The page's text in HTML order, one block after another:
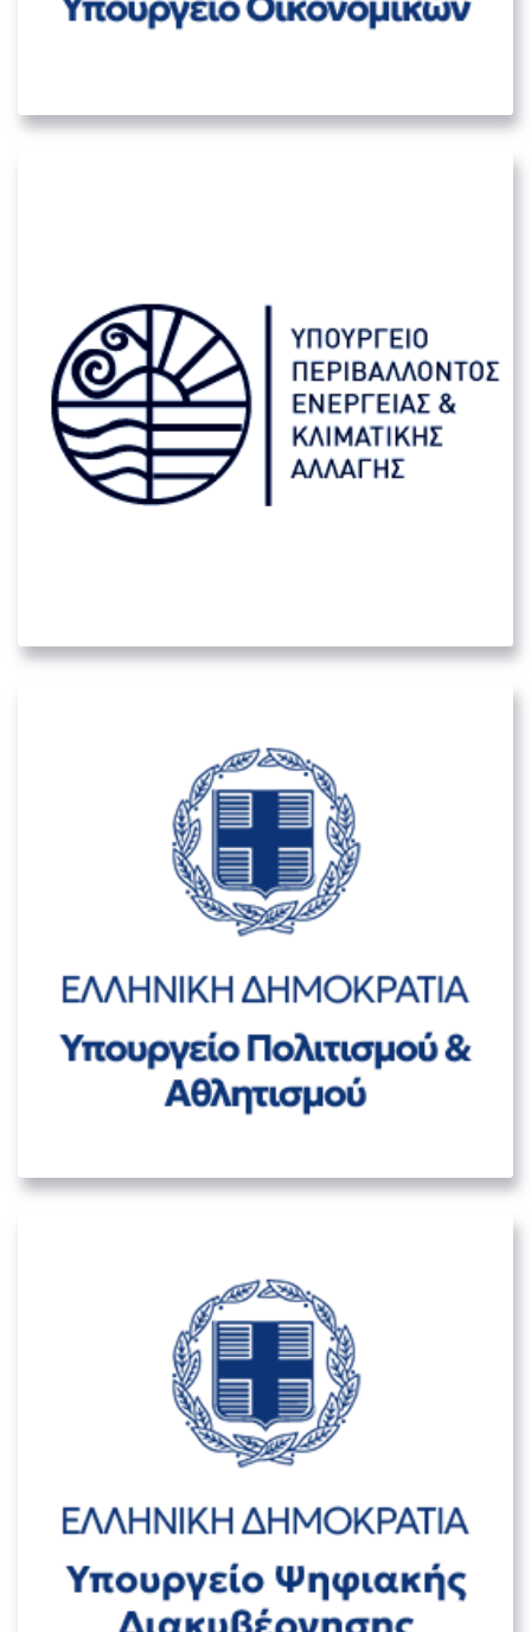
Υπουργείο Οικονομικών
Υπουργείο Πολιτισμού & Αθλητισμού
Υπουργείο Ψηφιακής Διακυβέρνησης